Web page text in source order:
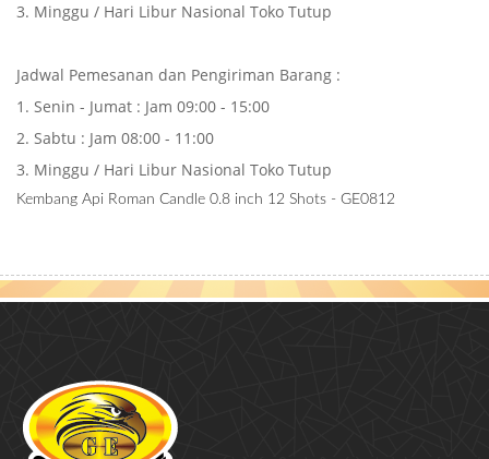
3. Minggu / Hari Libur Nasional Toko Tutup
Jadwal Pemesanan dan Pengiriman Barang :
1. Senin - Jumat : Jam 09:00 - 15:00
2. Sabtu : Jam 08:00 - 11:00
3. Minggu / Hari Libur Nasional Toko Tutup
Kembang Api Roman Candle 0.8 inch 12 Shots - GE0812